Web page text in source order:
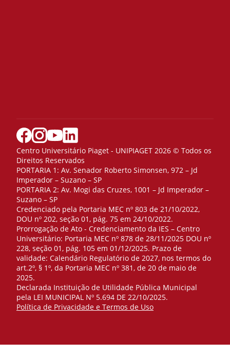
Centro Universitário Piaget - UNIPIAGET 2026 © Todos os
Direitos Reservados
PORTARIA 1: Av. Senador Roberto Simonsen, 972 – Jd
Imperador – Suzano – SP
PORTARIA 2: Av. Mogi das Cruzes, 1001 – Jd Imperador –
Suzano – SP
Credenciado pela Portaria MEC nº 803 de 21/10/2022,
DOU nº 202, seção 01, pág. 75 em 24/10/2022.
Prorrogação de Ato - Credenciamento da IES – Centro
Universitário: Portaria MEC nº 878 de 28/11/2025 DOU nº
228, seção 01, pág. 105 em 01/12/2025. Prazo de
validade: Calendário Regulatório de 2027, nos termos do
art.2º, § 1º, da Portaria MEC nº 381, de 20 de maio de
2025.
Declarada Instituição de Utilidade Pública Municipal
pela LEI MUNICIPAL Nº 5.694 DE 22/10/2025.
Política de Privacidade e Termos de Uso